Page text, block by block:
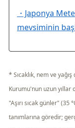
・Japonya
mevsiminin
* Sıcaklık, nem ve
Kurumu'nun uzun yıllar
"Aşırı sıcak günler"
tanımlarına göredir;